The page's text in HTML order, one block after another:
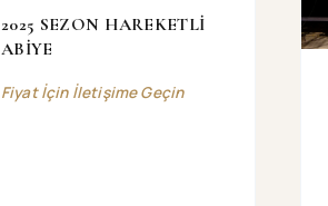
2025 SEZON HAREKETLİ
ABİYE
Fiyat İçin İletişime Geçin